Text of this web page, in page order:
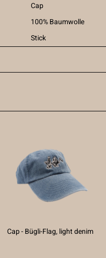
Cap
100% Baumwolle
Stick
Cap - Bügli-Flag, light denim